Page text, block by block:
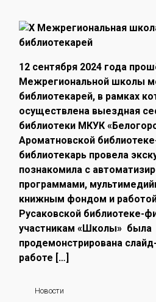
12 сентября 2024 года
Межрегиональной школы
библиотекарей, в рамках
осуществлена выездная
библиотеки МКУК
Ароматновской
библиотекарь провела
познакомила с
программами,
книжным фондом и
Русаковской библиотеке-
участникам «Школы» была
продемонстрирована
работе […]
Новости